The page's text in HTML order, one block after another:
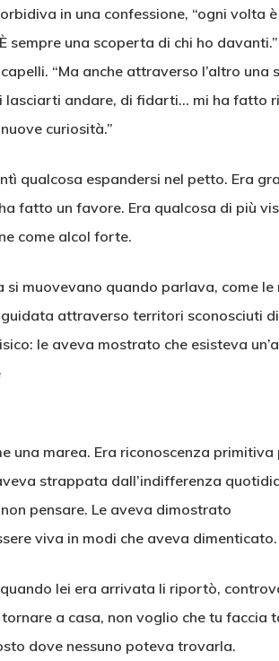
in una confessione, “ogni volta
sempre una scoperta di chi ho
“Ma anche attraverso l’altro una
lasciarti andare, di fidarti… mi ha fatto
curiosità.”
qualcosa espandersi nel petto. Era
fatto un favore. Era qualcosa di più
come alcol forte.
si muovevano quando parlava, come
attraverso territori sconosciuti di
le aveva mostrato che esisteva
una marea. Era riconoscenza
strappata dall’indifferenza
pensare. Le aveva dimostrato
viva in modi che aveva dimenticato.
lei era arrivata li riportò,
a casa, non voglio che tu faccia
dove nessuno poteva trovarla.